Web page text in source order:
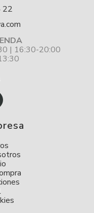
22
| 16:30-20:00